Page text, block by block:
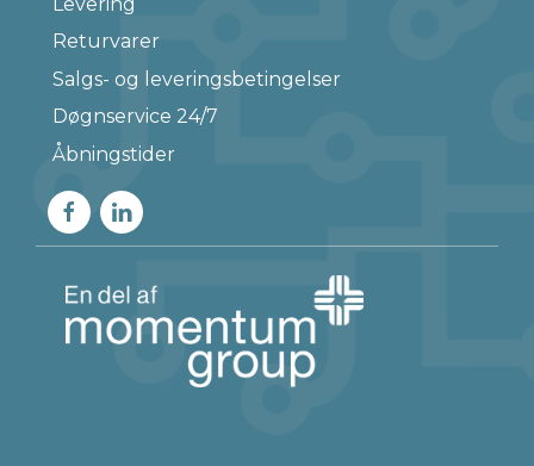
Returvarer
Salgs- og leveringsbetingelser
Døgnservice 24/7
Åbningstider